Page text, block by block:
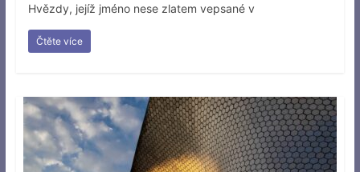
Hvězdy, jejíž jméno nese zlatem vepsané v
Čtěte více